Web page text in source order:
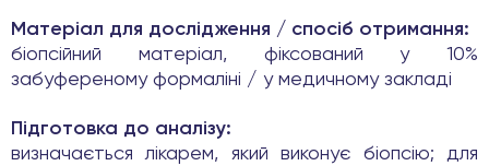
Матеріал для дослідження / спосіб отримання:
біопсійний матеріал, фіксований у 10%
забуференому формаліні / у медичному закладі
Підготовка до аналізу:
визначається лікарем, який виконує біопсію; для